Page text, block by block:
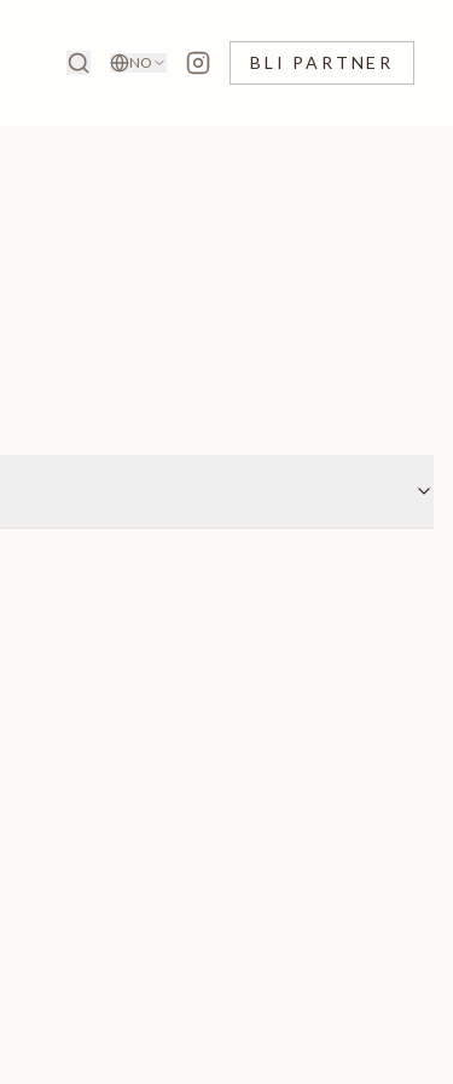
NO BLI PARTNER